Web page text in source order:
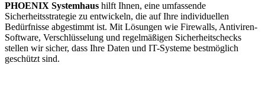
PHOENIX Systemhaus hilft Ihnen, eine umfassende
Sicherheitsstrategie zu entwickeln, die auf Ihre individuellen
Bedürfnisse abgestimmt ist. Mit Lösungen wie Firewalls, Antiviren-
Software, Verschlüsselung und regelmäßigen Sicherheitschecks
stellen wir sicher, dass Ihre Daten und IT-Systeme bestmöglich
geschützt sind.